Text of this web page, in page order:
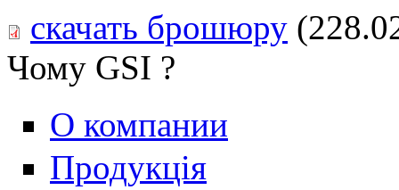
скачать брошюру
Чому GSI ?
О компании
Продукція